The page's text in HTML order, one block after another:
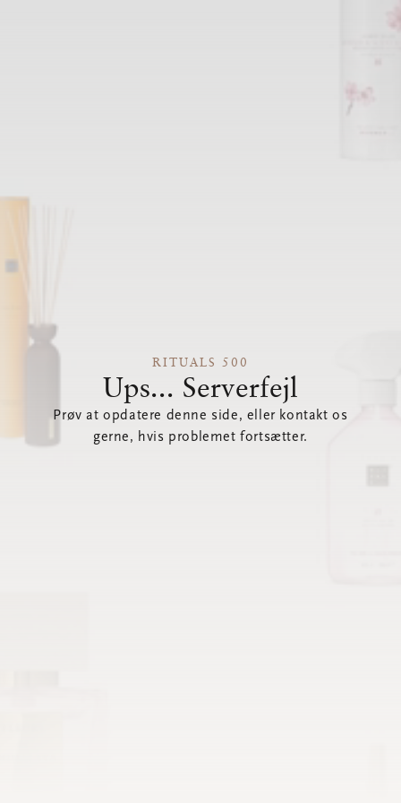
RITUALS 500
Ups... Serverfejl
Prøv at opdatere denne side, eller kontakt os
gerne, hvis problemet fortsætter.